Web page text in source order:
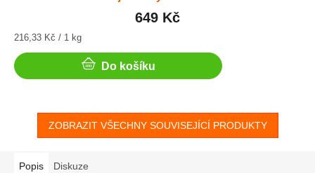
649 Kč
Měrná
216,33 Kč / 1 kg
Do košíku
ZOBRAZIT VŠECHNY SOUVISEJÍCÍ PRODUKTY
Popis Diskuze